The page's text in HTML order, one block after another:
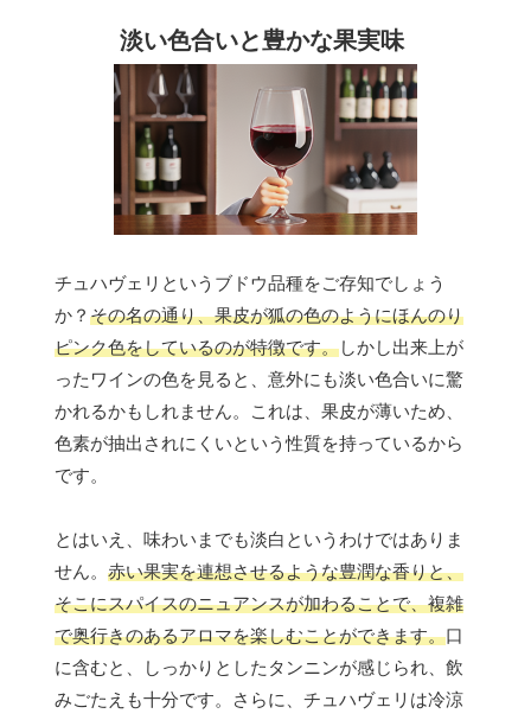
淡い色合いと豊かな果実味
チュハヴェリというブドウ品種をご存知でしょう
か？ その名の通り、果皮が狐の色のようにほんのり
ピンク色をしているのが特徴です。しかし出来上が
ったワインの色を見ると、意外にも淡い色合いに驚
かれるかもしれません。これは、果皮が薄いため、
色素が抽出されにくいという性質を持っているから
です。
とはいえ、味わいまでも淡白というわけではありま
せん。 赤い果実を連想させるような豊潤な香りと、
そこにスパイスのニュアンスが加わることで、複雑
で奥行きのあるアロマを楽しむことができます。口
に含むと、しっかりとしたタンニンが感じられ、飲
みごたえも十分です。さらに、チュハヴェリは冷涼